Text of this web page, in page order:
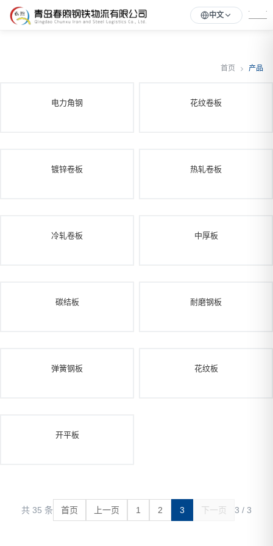
中文
首页 产品
电力角钢 花纹卷板
镀锌卷板 热轧卷板
冷轧卷板 中厚板
碳结板 耐磨钢板
弹簧钢板 花纹板
开平板
共 35 条 首页 上一页 1 2 3 下一页 3 / 3